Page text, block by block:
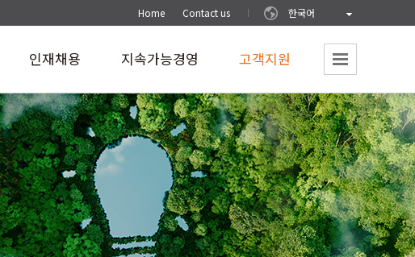
Home Contact us 한국어
인재채용 지속가능경영 고객지원